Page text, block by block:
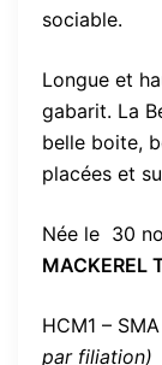
sociable.
Longue et
gabarit. La
belle boite,
placées et
Née le 30
MACKEREL
HCM1 –
par filiation)